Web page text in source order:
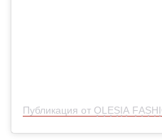
Публикация от O͙L͙E͙S͙I͙A͙